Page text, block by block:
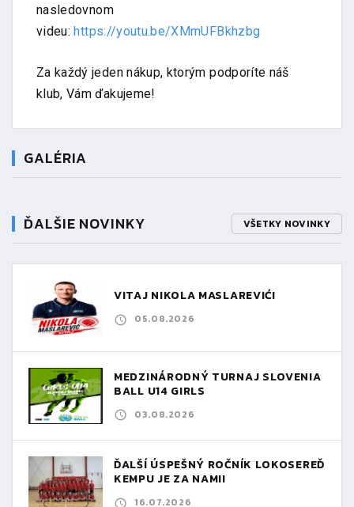
nasledovnom
videu:https://youtu.be/XMmUFBkhzbg
Za každý jeden nákup, ktorým podporíte náš
klub, Vám ďakujeme!
GALÉRIA
ĎALŠIE NOVINKY VŠETKY NOVINKY
VITAJ NIKOLA MASLAREVIĆ!
05.08.2026
MEDZINÁRODNÝ TURNAJ SLOVENIA
BALL U14 GIRLS
03.08.2026
ĎALŠÍ ÚSPEŠNÝ ROČNÍK LOKOSEREĎ
KEMPU JE ZA NAMI!
16.07.2026